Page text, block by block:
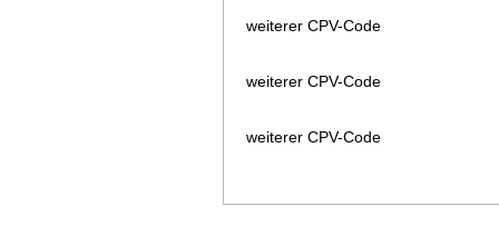
weiterer CPV-Code
weiterer CPV-Code
weiterer CPV-Code